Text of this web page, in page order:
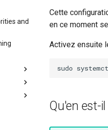
and
Cette
en ce moment
Activez ensuite
sudo
Qu'en est-